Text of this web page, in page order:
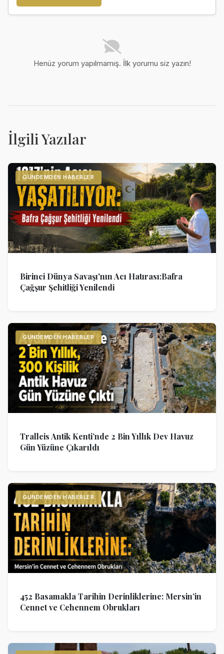
Henüz yorum yapılmamış. İlk yorumu siz yazın!
İlgili Yazılar
GÜNDEMDEN HABERLER
Birinci Dünya Savaşı'nın Acı Hatırası:Bafra
Çağşur Şehitliği Yenilendi
GÜNDEMDEN HABERLER
Tralleis Antik Kenti’nde 2 Bin Yıllık Dev Havuz
Gün Yüzüne Çıkarıldı
GÜNDEMDEN HABERLER
452 Basamakla Tarihin Derinliklerine: Mersin’in
Cennet ve Cehennem Obrukları